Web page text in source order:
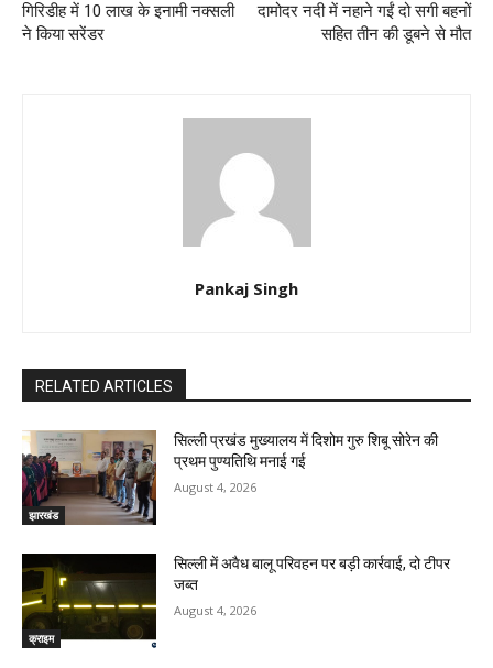
गिरिडीह में 10 लाख के इनामी नक्सली
ने किया सरेंडर
दामोदर नदी में नहाने गईं दो सगी बहनों
सहित तीन की डूबने से मौत
Pankaj Singh
RELATED ARTICLES
झारखंड
सिल्ली प्रखंड मुख्यालय में दिशोम गुरु शिबू सोरेन की
प्रथम पुण्यतिथि मनाई गई
August 4, 2026
क्राइम
सिल्ली में अवैध बालू परिवहन पर बड़ी कार्रवाई, दो टीपर
जब्त
August 4, 2026